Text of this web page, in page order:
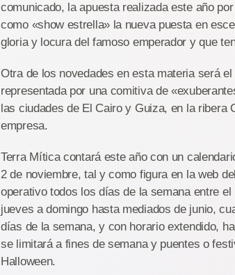
comunicado, la apuesta realizada este año
como «show estrella» la nueva puesta en
gloria y locura del famoso emperador y que
Otra de los novedades en esta materia será
representada por una comitiva de
las ciudades de El Cairo y Guiza, en la ribera
empresa.
Terra Mítica contará este año con un
2 de noviembre, tal y como figura en la web
operativo todos los días de la semana entre
jueves a domingo hasta mediados de junio,
días de la semana, y con horario extendido,
se limitará a fines de semana y puentes o
Halloween.